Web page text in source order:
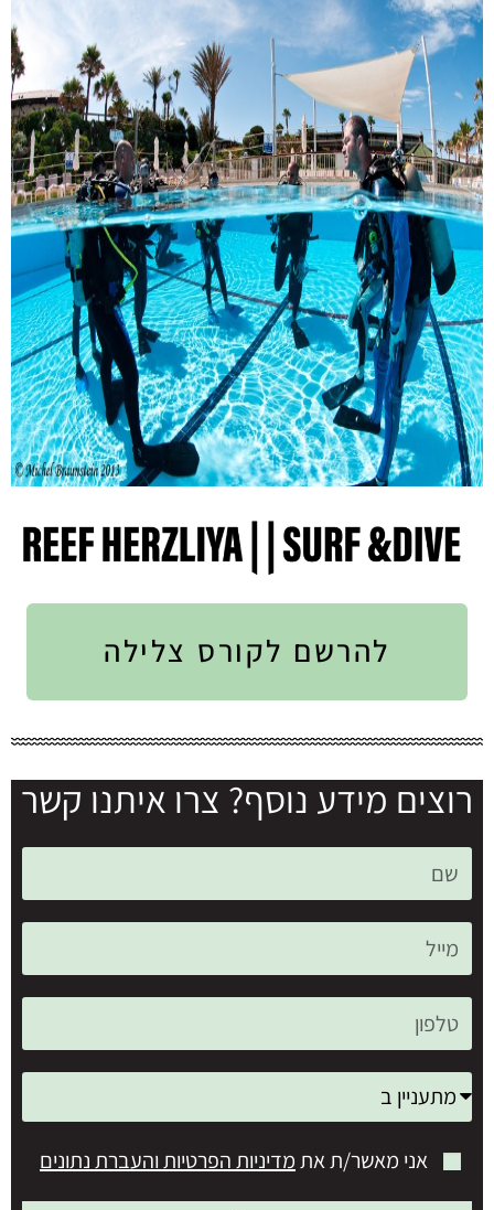
להרשם לקורס צלילה
רוצים מידע נוסף? צרו איתנו קשר
אני מאשר/ת אתמדיניות הפרטיות והעברת נתונים